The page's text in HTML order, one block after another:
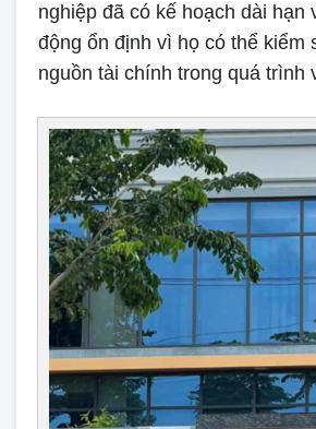
nghiệp đã có kế hoạch dài hạn
động ổn định vì họ có thể kiểm
nguồn tài chính trong quá trình